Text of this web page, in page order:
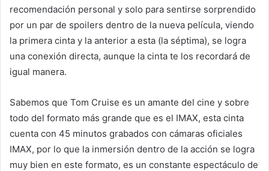
recomendación personal y solo para sentirse sorprendido
por un par de spoilers dentro de la nueva película, viendo
la primera cinta y la anterior a esta (la séptima), se logra
una conexión directa, aunque la cinta te los recordará de
igual manera.
Sabemos que Tom Cruise es un amante del cine y sobre
todo del formato más grande que es el IMAX, esta cinta
cuenta con 45 minutos grabados con cámaras oficiales
IMAX, por lo que la inmersión dentro de la acción se logra
muy bien en este formato, es un constante espectáculo de